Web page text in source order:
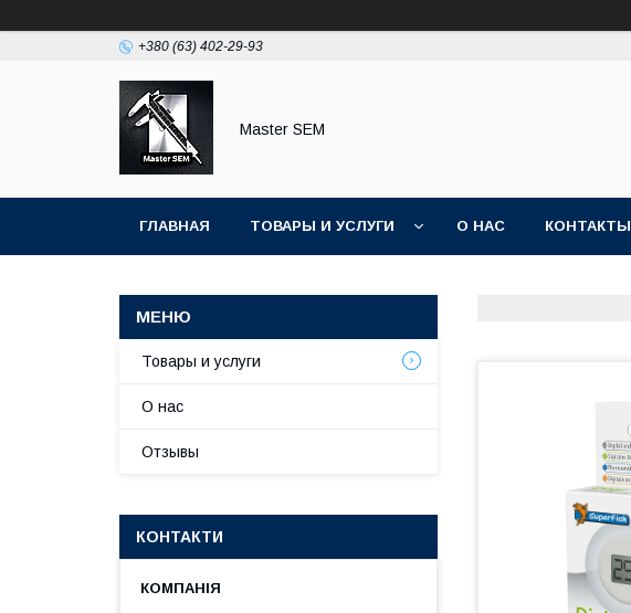
+380 (63) 402-29-93
Master SEM
ГЛАВНАЯ ТОВАРЫ И УСЛУГИ О НАС КОНТАКТЫ
Товары и услуги
О нас
Отзывы
КОНТАКТИ